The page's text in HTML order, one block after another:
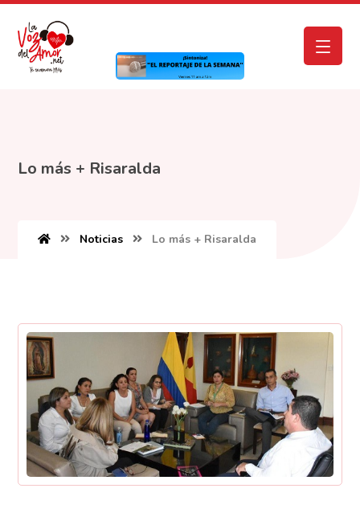
Lo más + Risaralda
Noticias Lo más + Risaralda